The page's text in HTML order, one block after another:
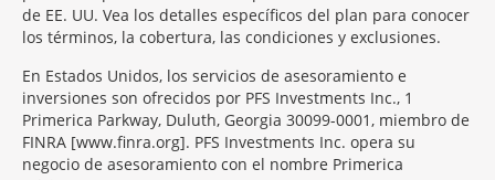
de EE. UU. Vea los detalles específicos del plan para conocer
los términos, la cobertura, las condiciones y exclusiones.
En Estados Unidos, los servicios de asesoramiento e
inversiones son ofrecidos por PFS Investments Inc., 1
Primerica Parkway, Duluth, Georgia 30099-0001, miembro de
FINRA [www.finra.org]. PFS Investments Inc. opera su
negocio de asesoramiento con el nombre Primerica